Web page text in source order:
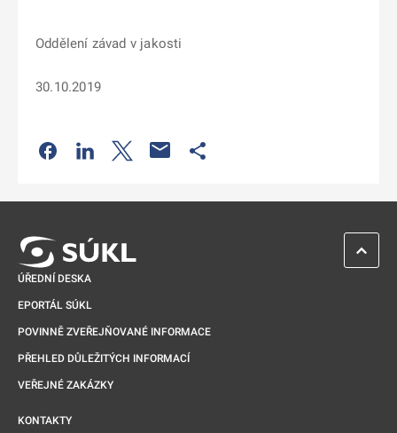
Oddělení závad v jakosti
30.10.2019
Odkaz se otevře na nové kartě
Odkaz se otevře na nové kartě
Odkaz se otevře na nové kartě
ÚŘEDNÍ DESKA
EPORTÁL SÚKL
POVINNĚ ZVEŘEJŇOVANÉ INFORMACE
PŘEHLED DŮLEŽITÝCH INFORMACÍ
VEŘEJNÉ ZAKÁZKY
KONTAKTY
ZPĚT